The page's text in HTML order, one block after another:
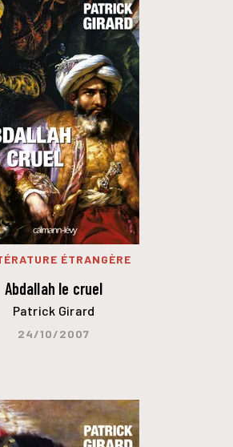
ÉTRANGÈRE
Abdallah le cruel
Patrick Girard
24/10/2007